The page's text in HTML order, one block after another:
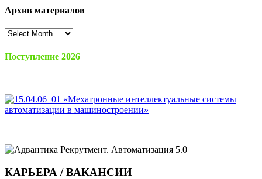
Архив материалов
Архив
Поступление 2026
КАРЬЕРА / ВАКАНСИИ